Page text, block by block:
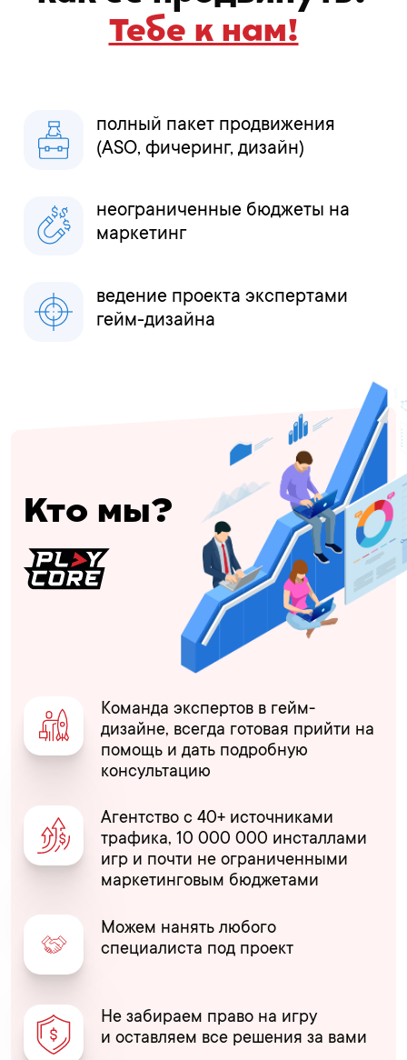
Тебе к нам!
полный пакет продвижения
(ASO, фичеринг, дизайн)
неограниченные бюджеты на
маркетинг
ведение проекта экспертами
гейм-дизайна
Кто мы?
Команда экспертов в гейм-
дизайне, всегда готовая прийти на
помощь и дать подробную
консультацию
Агентство с 40+ источниками
трафика, 10 000 000 инсталлами
игр и почти не ограниченными
маркетинговым бюджетами
Можем нанять любого
специалиста под проект
Не забираем право на игру
и оставляем все решения за вами